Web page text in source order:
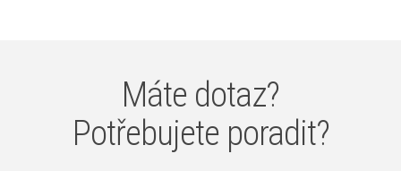
Máte dotaz?
Potřebujete poradit?